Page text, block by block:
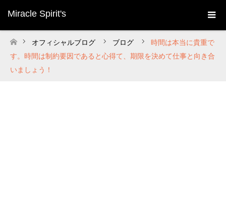
Miracle Spirit's
ホーム
オフィシャルブログ ブログ
時間は本当に貴重で
す。時間は制約要因であると心得て、期限を決めて仕事と向き合
いましょう！